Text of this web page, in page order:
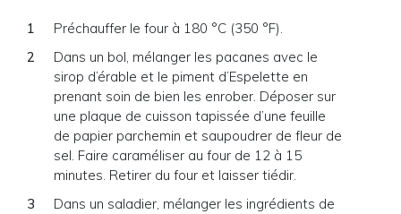
Préchauffer le four à 180 °C (350 °F).
Dans un bol, mélanger les pacanes avec le
sirop d’érable et le piment d’Espelette en
prenant soin de bien les enrober. Déposer sur
une plaque de cuisson tapissée d’une feuille
de papier parchemin et saupoudrer de fleur de
sel. Faire caraméliser au four de 12 à 15
minutes. Retirer du four et laisser tiédir.
Dans un saladier, mélanger les ingrédients de